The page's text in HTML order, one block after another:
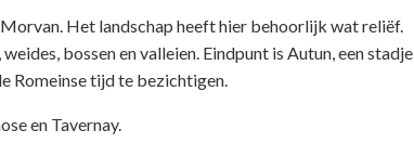
Het landschap heeft hier behoorlijk wat reliëf.
bossen en valleien. Eindpunt is Autun, een stadje
Romeinse tijd te bezichtigen.
en Tavernay.